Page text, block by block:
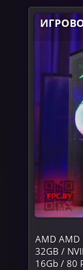
AMD AMD
32GB /
16Gb / 80